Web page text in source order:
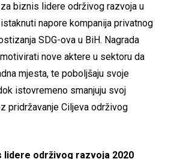
biznis lidere održivog razvoja u
napore kompanija privatnog
SDG-ova u BiH. Nagrada
nove aktere u sektoru da
mjesta, te poboljšaju svoje
istovremeno smanjuju svoj
pridržavanje Ciljeva održivog
lidere održivog razvoja 2020